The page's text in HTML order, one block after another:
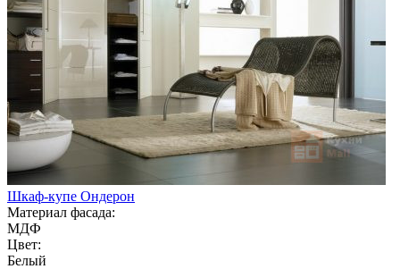
Шкаф-купе Ондерон
Материал фасада:
МДФ
Цвет:
Белый